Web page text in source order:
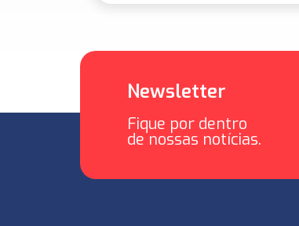
Newsletter
Fique por dentro
de nossas notícias.